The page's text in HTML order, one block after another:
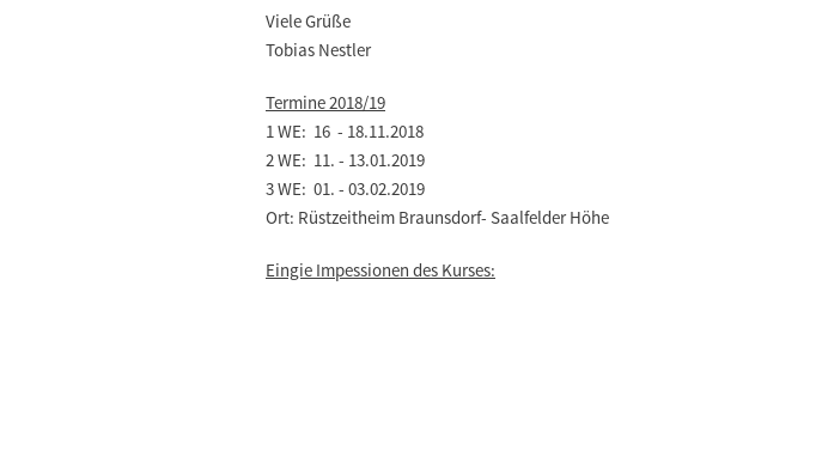
Viele Grüße
Tobias Nestler
Termine 2018/19
1 WE: 16 - 18.11.2018
2 WE: 11. - 13.01.2019
3 WE: 01. - 03.02.2019
Ort: Rüstzeitheim Braunsdorf- Saalfelder Höhe
Eingie Impessionen des Kurses: